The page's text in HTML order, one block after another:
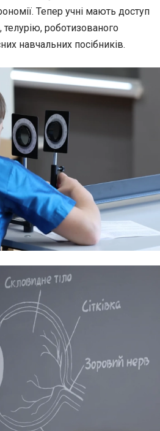
Тепер учні мають доступ
роботизованого
навчальних посібників.